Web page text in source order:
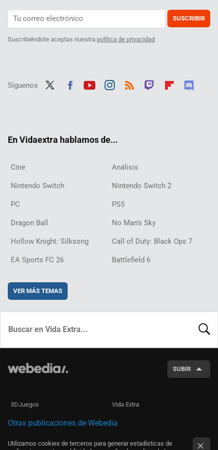
SUSCRIBIR
Suscribiéndote aceptas nuestra política de privacidad
Síguenos
En Vidaextra hablamos de...
Cine Análisis
Nintendo Switch Nintendo Switch 2
PC PS5
Dragon Ball No Man's Sky
Hollow Knight: Silksong Call of Duty: Black Ops 7
EA Sports FC 26 Battlefield 6
VER MÁS TEMAS
SUBIR
3DJuegos Vida Extra
Otras publicaciones de Webedia
Utilizamos cookies de terceros para generar estadísticas de